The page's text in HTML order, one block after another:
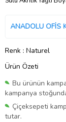
ANADOLU OFİS
Renk : Naturel
Ürün Özeti
Bu ürünün
kampanya
Çiçeksepeti
tutar.